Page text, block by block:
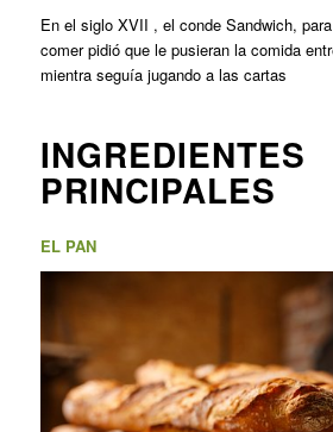
En el siglo XVII , el conde Sandwich,
comer pidió que le pusieran la comida
mientra seguía jugando a las cartas
INGREDIENTES
PRINCIPALES
EL PAN